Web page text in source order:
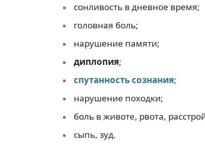
сонливость в дневное время;
головная боль;
нарушение памяти;
диплопия;
спутанность сознания;
нарушение походки;
боль в животе, рвота,
сыпь, зуд.